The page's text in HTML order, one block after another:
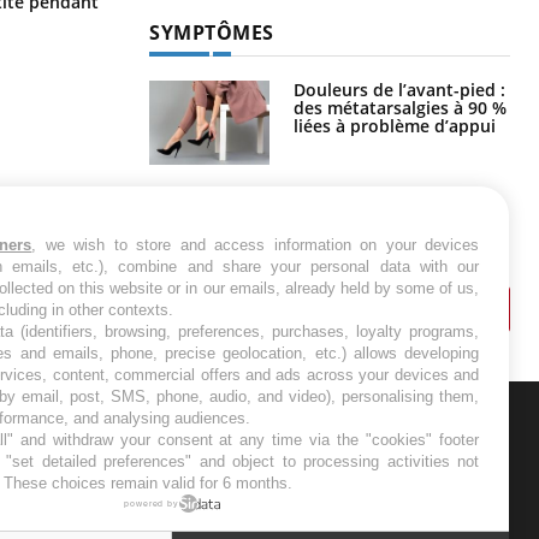
touriste en France
SYMPTÔMES
Douleurs de l’avant-pied :
des métatarsalgies à 90 %
liées à problème d’appui
bucco-dentaire
les semaines les meilleures
, we wish to store and access information on your devices
emails, etc.), combine and share your personal data with our
on this website or in our emails, already held by some of us,
in other contexts.
(identifiers, browsing, preferences, purchases, loyalty programs,
and emails, phone, precise geolocation, etc.) allows developing
content, commercial offers and ads across your devices and
email, post, SMS, phone, audio, and video), personalising them,
and analysing audiences.
and withdraw your consent at any time via the "cookies" footer
detailed preferences" and object to processing activities not
choices remain valid for 6 months.
powered by